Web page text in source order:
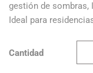
gestión de sombras,
Ideal para
Cantidad